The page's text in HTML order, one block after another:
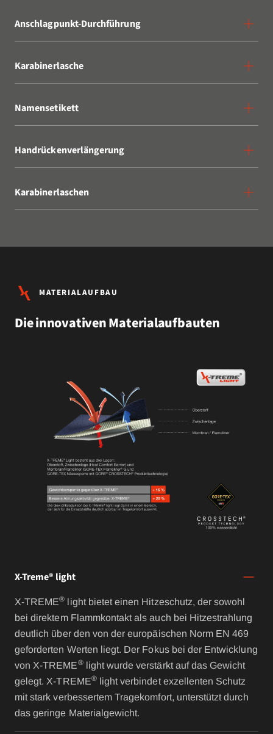
Anschlagpunkt-Durchführung
Karabinerlasche
Namensetikett
Handrückenverlängerung
Karabinerlaschen
MATERIALAUFBAU
Die innovativen Materialaufbauten
X-Treme® light
X-TREME® light bietet einen Hitzeschutz, der sowohl
bei direktem Flammkontakt als auch bei Hitzestrahlung
deutlich über den von der europäischen Norm EN 469
geforderten Werten liegt. Der Fokus bei der Entwicklung
von X-TREME®light wurde verstärkt auf das Gewicht
gelegt. X-TREME®light verbindet exzellenten Schutz
mit stark verbessertem Tragekomfort, unterstützt durch
das geringe Materialgewicht.